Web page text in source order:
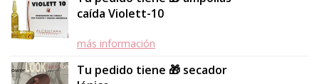
caída Violett-10
más información
Tu pedido tiene 🎁 secador